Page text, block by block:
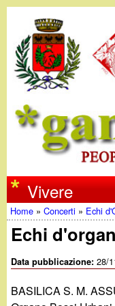
w
w
w
.
Vivere
Tu
sei
qui
Home »Concerti » Echi
Echi
Data pubblicazione:28/
BASILICA S. M.